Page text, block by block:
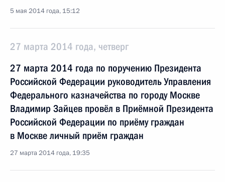
5 мая 2014 года, 15:12
27 марта 2014 года, четверг
27 марта 2014 года по поручению Президента
Российской Федерации руководитель Управления
Федерального казначейства по городу Москве
Владимир Зайцев провёл в Приёмной Президента
Российской Федерации по приёму граждан
в Москве личный приём граждан
27 марта 2014 года, 19:35